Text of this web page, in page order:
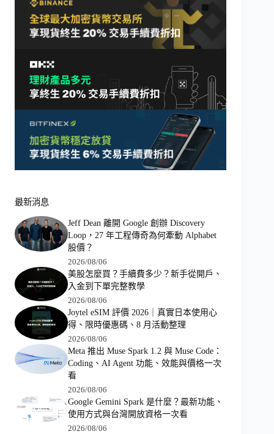
最新消息
Jeff Dean 離開 Google 創辦 Discovery
Loop，27 年工程傳奇為何牽動 Alphabet
股價？
2026/08/06
美股怎麼買？手續費多少？新手從開戶、
入金到下單完整教學
2026/08/06
Joytel eSIM 評價 2026｜真實日本使用心
得、限時優惠碼、8 月活動整理
2026/08/06
Meta 推出 Muse Spark 1.2 與 Muse Code：
Coding、AI Agent 功能、效能與價格一次
看
2026/08/06
Google Gemini Spark 是什麼？最新功能、
使用方式與台灣開放資格一次看
2026/08/06